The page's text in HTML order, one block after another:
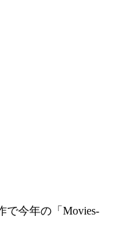
で今年の「Movies-